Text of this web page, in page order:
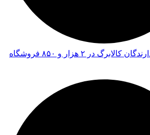
ارائه خدمات به دارندگان کالابرگ در ۲ هزار و ۸۵۰ فروشگاه